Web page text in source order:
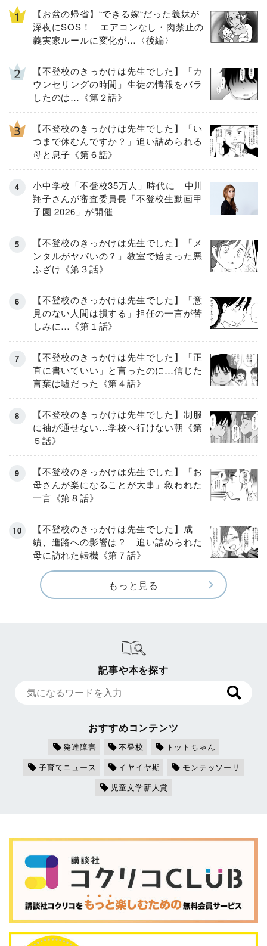
【お盆の帰省】“できる嫁“だった義妹が
深夜にSOS！ エアコンなし・肉禁止の
義実家ルールに変化が…〈後編〉
【不登校のきっかけは先生でした】「カ
ウンセリングの時間」生徒の情報をバラ
したのは…《第２話》
【不登校のきっかけは先生でした】「い
つまで休むんですか？」追い詰められる
母と息子《第６話》
小中学校「不登校35万人」時代に 中川
翔子さんが審査委員長「不登校生動画甲
子園 2026」が開催
【不登校のきっかけは先生でした】「メ
ンタルがヤバいの？」教室で始まった悪
ふざけ《第３話》
【不登校のきっかけは先生でした】「意
見のない人間は損する」担任の一言が苦
しみに…《第１話》
【不登校のきっかけは先生でした】「正
直に書いていい」と言ったのに…信じた
言葉は噓だった《第４話》
【不登校のきっかけは先生でした】制服
に袖が通せない…学校へ行けない朝《第
５話》
【不登校のきっかけは先生でした】「お
母さんが楽になることが大事」救われた
一言《第８話》
【不登校のきっかけは先生でした】成
績、進路への影響は？ 追い詰められた
母に訪れた転機《第７話》
もっと見る
記事や本を探す
おすすめコンテンツ
発達障害 不登校
トットちゃん
子育てニュース
イヤイヤ期
モンテッソーリ
児童文学新人賞